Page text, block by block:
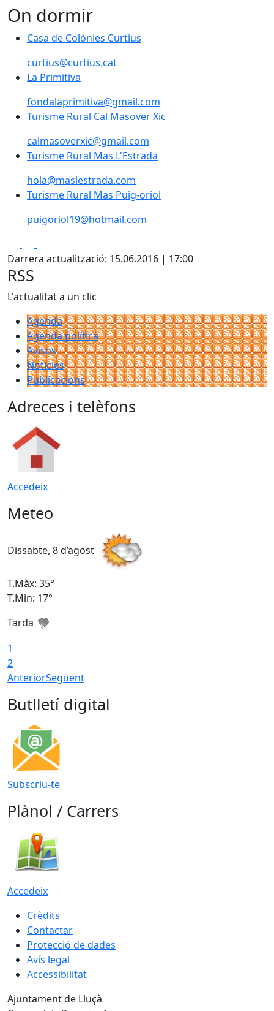
On dormir
Casa de Colònies Curtius
Casa de Colònies Curtius
curtius@curtius.cat
La Primitiva
La Primitiva
fondalaprimitiva@gmail.com
Turisme Rural Cal Masover Xic
Turisme Rural Cal Masover Xic
calmasoverxic@gmail.com
Turisme Rural Mas L'Estrada
Turisme Rural Mas L'Estrada
hola@maslestrada.com
Turisme Rural Mas Puig-oriol
Turisme Rural Mas Puig-oriol
puigoriol19@hotmail.com
Darrera actualització: 15.06.2016 | 17:00
RSS
L'actualitat a un clic
Agenda
Agenda política
Avisos
Notícies
Publicacions
Adreces i telèfons
Accedeix
Meteo
Dissabte, 8 d’agost
T.Màx: 35°
T.Min: 17°
Tarda
1
2
AnteriorSegüent
Butlletí digital
Subscriu-te
Plànol / Carrers
Accedeix
Crèdits
Contactar
Protecció de dades
Avís legal
Accessibilitat
Ajuntament de Lluçà